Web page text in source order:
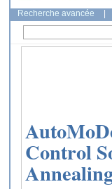
Recherche avancée
Control